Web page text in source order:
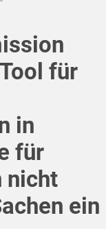
für
in
für
nicht
ein